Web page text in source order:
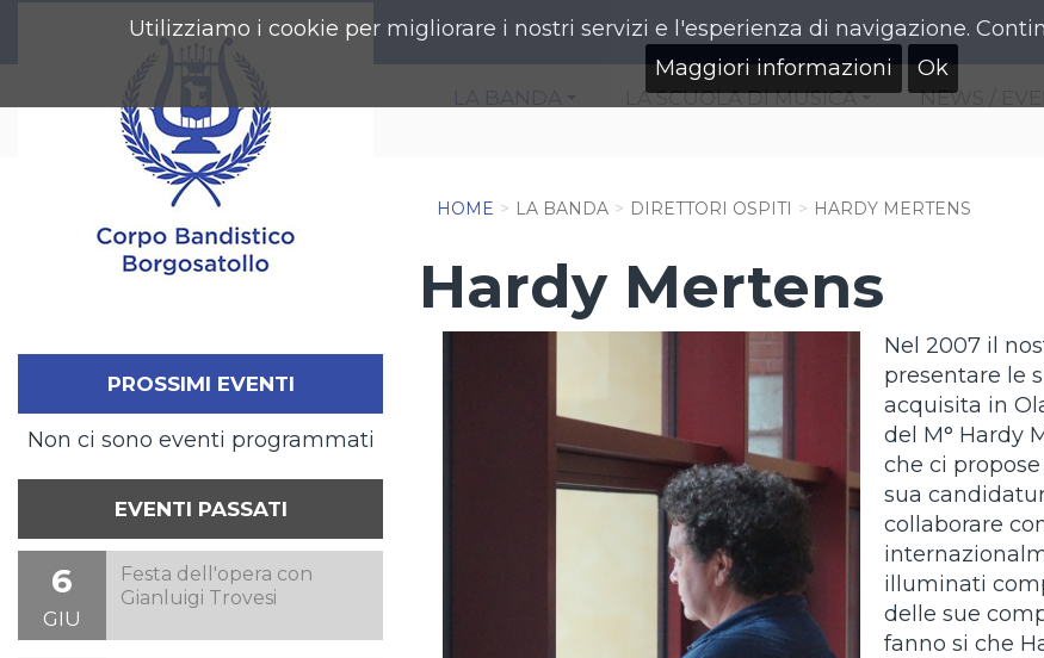
LA SCUOLA DI MUSICA NEWS /
HOME LA BANDA DIRETTORI OSPITI HARDY MERTENS
Hardy Mertens
Nel 2007 il
presentare le
acquisita in
del M° Hardy
che ci
sua
collaborare
illuminati
delle sue
fanno si che
PROSSIMI EVENTI
Non ci sono eventi programmati
EVENTI PASSATI
6
GIU
Festa dell'opera con
Gianluigi Trovesi
Utilizziamo i cookie per migliorare i nostri servizi e l'esperienza di navigazione.
Maggiori informazioni
Ok